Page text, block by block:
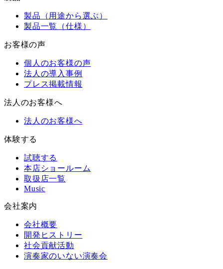
製品（用途から選ぶ）
製品一覧（仕様）
お客様の声
個人のお客様の声
法人の導入事例
プレス掲載情報
法人のお客様へ
法人のお客様へ
体験する
試聴する
本店ショールーム
取扱店一覧
Music
会社案内
会社概要
開発ヒストリー
社会貢献活動
演奏家のいない演奏会